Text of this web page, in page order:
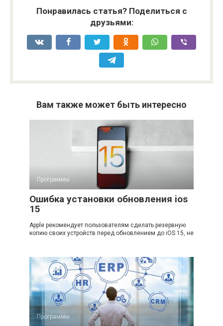
Понравилась статья? Поделиться с
друзьями:
Вам также может быть интересно
Программы
Ошибка установки обновления ios
15
Apple рекомендует пользователям сделать резервную
копию своих устройств перед обновлением до iOS 15, не
Программы